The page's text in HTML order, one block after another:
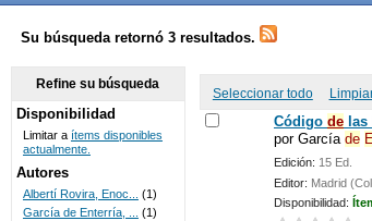
SISTEMAS
DE
BIBLIOTECAS
UNICOC
Su búsqueda retornó 3 resultados.
Seleccionar todo
Código delas
por García de
Edición: 15 Ed.
Editor: Madrid
Disponibilidad:
Refine su búsqueda
Disponibilidad
Limitar a ítems disponibles
actualmente.
Autores
Albertí Rovira, Enoc...
(1)
García de Enterría, ... (1)